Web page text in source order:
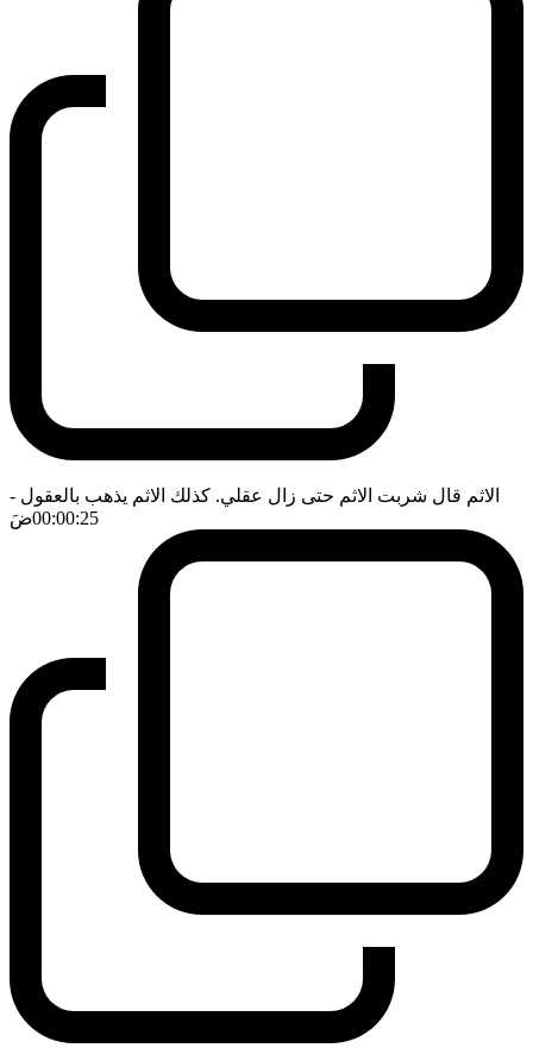
الاثم قال شربت الاثم حتى زال عقلي. كذلك الاثم يذهب بالعقول -
00:00:25ضَ